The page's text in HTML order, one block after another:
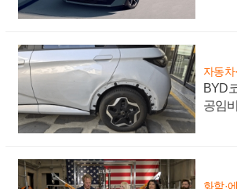
자동차
BYD
공임
화학·